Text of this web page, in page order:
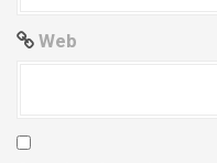
a
s Web